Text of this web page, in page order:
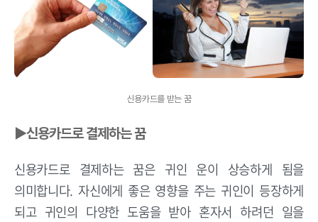
신용카드를 받는 꿈
▶신용카드로 결제하는 꿈
신용카드로 결제하는 꿈은 귀인 운이 상승하게 됨을
의미합니다. 자신에게 좋은 영향을 주는 귀인이 등장하게
되고 귀인의 다양한 도움을 받아 혼자서 하려던 일을